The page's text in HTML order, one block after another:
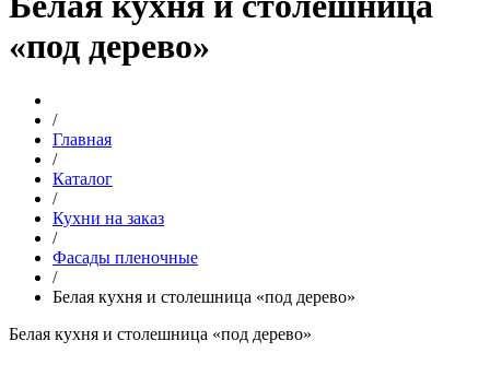
«под дерево»
/
Главная
/
Каталог
/
Кухни на заказ
/
Фасады пленочные
/
Белая кухня и столешница «под дерево»
Белая кухня и столешница «под дерево»